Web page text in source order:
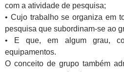
com a atividade de pesquisa;
• Cujo trabalho se organiza em
pesquisa que subordinam-se ao
• E que, em algum grau,
equipamentos.
O conceito de grupo também